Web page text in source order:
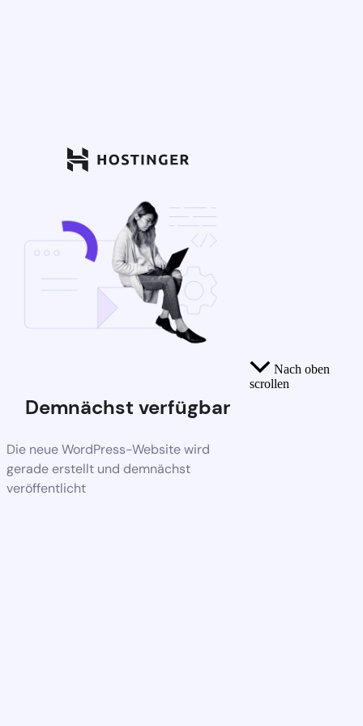
Demnächst verfügbar
Die neue WordPress-Website wird
gerade erstellt und demnächst
veröffentlicht
Nach oben
scrollen